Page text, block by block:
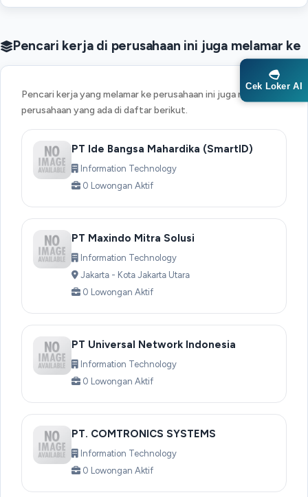
Pencari kerja di perusahaan ini juga melamar ke
Pencari kerja yang melamar ke perusahaan ini juga melamar ke
perusahaan yang ada di daftar berikut.
PT Ide Bangsa Mahardika (SmartID)
Information Technology
0 Lowongan Aktif
PT Maxindo Mitra Solusi
Information Technology
Jakarta - Kota Jakarta Utara
0 Lowongan Aktif
PT Universal Network Indonesia
Information Technology
0 Lowongan Aktif
PT. COMTRONICS SYSTEMS
Information Technology
0 Lowongan Aktif
Cek Loker AI